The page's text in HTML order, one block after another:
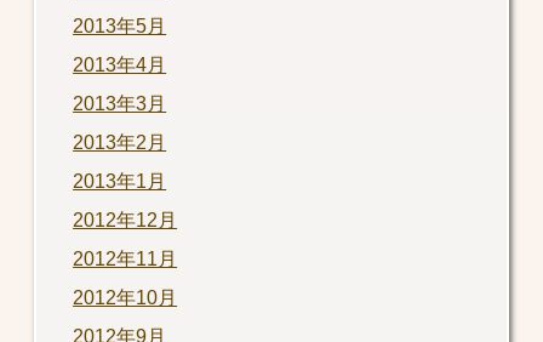
2013年5月
2013年4月
2013年3月
2013年2月
2013年1月
2012年12月
2012年11月
2012年10月
2012年9月